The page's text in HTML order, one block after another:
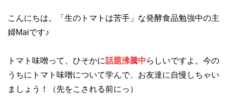
こんにちは。「生のトマトは苦手」な発酵食品勉強中の主
婦Maiです♪
トマト味噌って、ひそかに話題沸騰中らしいですよ。今の
うちにトマト味噌について学んで、お友達に自慢しちゃい
ましょう！（先をこされる前にっ）